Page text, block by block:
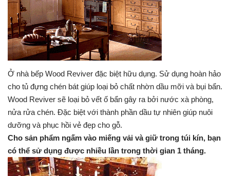
Ở nhà bếp Wood Reviver đặc biệt hữu dụng. Sử dụng hoàn hảo
cho tủ đựng chén bát giúp loại bỏ chất nhờn dầu mỡi và bụi bẩn.
Wood Reviver sẽ loại bỏ vết ố bẩn gây ra bởi nước xà phòng,
nửa rửa chén. Đặc biệt với thành phần dầu tự nhiên giúp nuôi
dưỡng và phục hồi vẻ đẹp cho gỗ.
Cho sản phẩm ngấm vào miếng vải và giữ trong túi kín, bạn
có thể sử dụng được nhiều lần trong thời gian 1 tháng.